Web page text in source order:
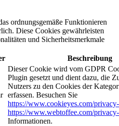
ordnungsgemäße Funktionieren
Diese Cookies gewährleisten
und Sicherheitsmerkmale
Beschreibung
Dieser Cookie wird vom GDPR
Plugin gesetzt und dient dazu, die
Nutzers zu den Cookies der
erfassen. Besuchen Sie
https://www.cookieyes.com/
https://www.webtoffee.com/
Informationen.